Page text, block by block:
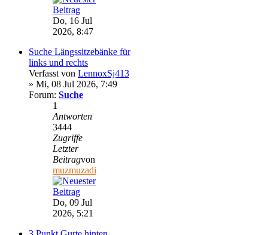
Do, 16 Jul
2026, 8:47
Suche Längssitzebänke für
links und rechts
Verfasst von LennoxSj413
» Mi, 08 Jul 2026, 7:49
Forum: Suche
1
Antworten
3444
Zugriffe
Letzter
Beitragvon
muzmuzadi
Do, 09 Jul
2026, 5:21